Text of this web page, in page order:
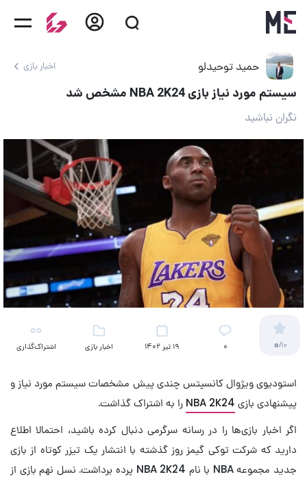
حمید توحیدلو اخبار بازی
سیستم مورد نیاز بازی NBA 2K24 مشخص شد
نگران نباشید
0/10 ۰ 19 تیر 1402 اخبار بازی اشتراک‌گذاری
استودیوی ویژوال کانسپتس چندی پیش مشخصات سیستم مورد نیاز و
پیشنهادی بازی NBA 2K24 را به اشتراک گذاشت.
اگر اخبار بازی‌ها را در رسانه سرگرمی دنبال کرده باشید، احتمالا اطلاع
دارید که شرکت توکی گیمز روز گذشته با انتشار یک تیزر کوتاه از بازی
جدید مجموعه NBA با نام NBA 2K24 پرده برداشت. نسل نهم بازی از